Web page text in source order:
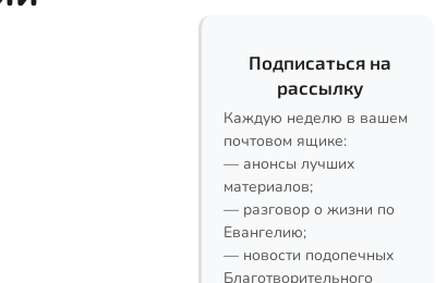
Подписаться на
рассылку
Каждую неделю в вашем
почтовом ящике:
— анонсы лучших
материалов;
— разговор о жизни по
Евангелию;
— новости подопечных
Благотворительного